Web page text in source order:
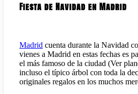
Fiesta de Navidad en Madrid
Madrid cuenta durante la Navidad
vienes a Madrid en estas fechas es
el más famoso de la ciudad (Ver
incluso el típico árbol con toda la
originales regalos en los muchos